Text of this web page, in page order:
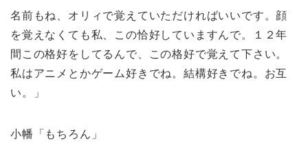
名前もね、オリィで覚えていただければいいです。顔
を覚えなくても私、この恰好していますんで。１２年
間この格好をしてるんで、この格好で覚えて下さい。
私はアニメとかゲーム好きでね。結構好きでね。お互
い。」
小幡「もちろん」